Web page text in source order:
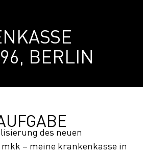
BERLIN
des neuen
– meine krankenkasse in